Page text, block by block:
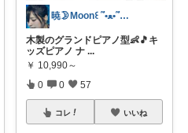
暁🌛Moon꒰ ՞•ﻌ•՞ ꒱🐾
木製のグランドピアノ型👶🎵キ
ッズピアノ ナ ...
￥ 10,990～
0 0 57
コレ いいね